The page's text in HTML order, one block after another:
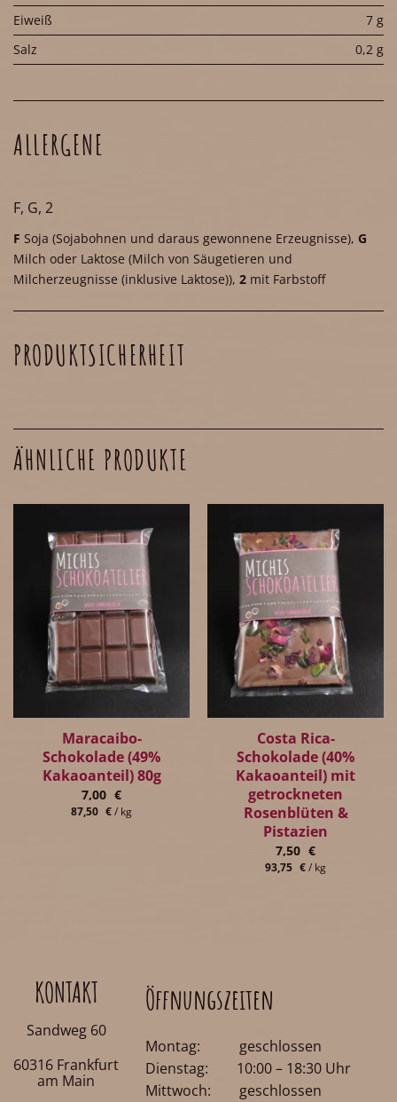
Eiweiß
7 g
Salz
0,2 g
ALLERGENE
F, G, 2
F Soja (Sojabohnen und daraus gewonnene Erzeugnisse), G
Milch oder Laktose (Milch von Säugetieren und
Milcherzeugnisse (inklusive Laktose)), 2 mit Farbstoff
PRODUKTSICHERHEIT
ÄHNLICHE PRODUKTE
Maracaibo-
Schokolade (49%
Kakaoanteil) 80g
7,00 €
87,50 €/ kg
Costa Rica-
Schokolade (40%
Kakaoanteil) mit
getrockneten
Rosenblüten &
Pistazien
7,50 €
93,75 €/ kg
KONTAKT
Sandweg 60
60316 Frankfurt
am Main
Öffnungszeiten
Montag: geschlossen
Dienstag: 10:00 – 18:30 Uhr
Mittwoch: geschlossen